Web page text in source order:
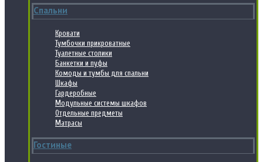
Спальни
Кровати
Тумбочки прикроватные
Туалетные столики
Банкетки и пуфы
Комоды и тумбы для спальни
Шкафы
Гардеробные
Модульные системы шкафов
Отдельные предметы
Матрасы
Гостиные